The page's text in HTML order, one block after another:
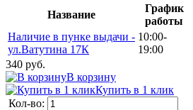
Название
График
работы
Наличие в пунке выдачи -
ул.Ватутина 17К
10:00-
19:00
340 руб.
В корзину
Купить в 1 клик
Кол-во: